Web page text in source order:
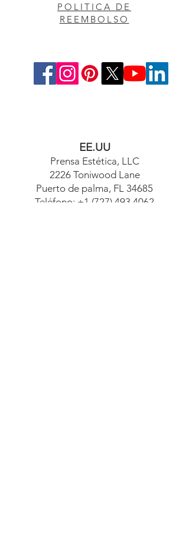
POLITICA DE
REEMBOLSO
EE.UU
Prensa Estética, LLC
2226 Toniwood Lane
Puerto de palma, FL 34685
Teléfono: +1 (727) 493 4062